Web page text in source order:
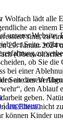
Wolfach lädt alle
an einem
sind, zu
29. Januar 2024
an diesem
den Ablauf
geben.
Eltern nicht
können Kinder
unserer Website.
der Seite,
zu
ob Sie die
bei einer
Seite zur
|Impressum